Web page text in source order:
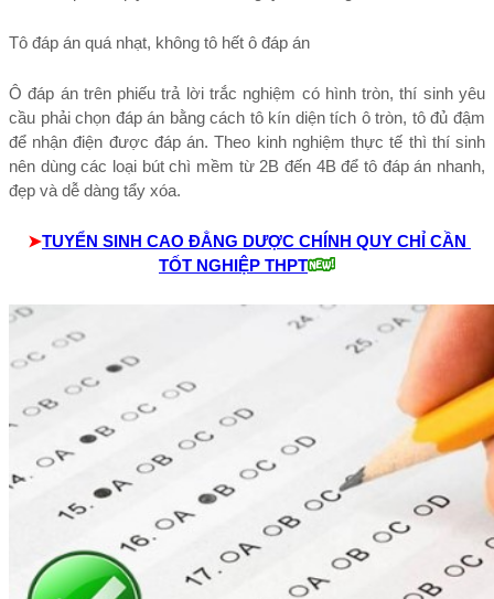
Tô đáp án quá nhạt, không tô hết ô đáp án
Ô đáp án trên phiếu trả lời trắc nghiệm có hình tròn, thí sinh yêu
cầu phải chọn đáp án bằng cách tô kín diện tích ô tròn, tô đủ đậm
để nhận điện được đáp án. Theo kinh nghiệm thực tế thì thí sinh
nên dùng các loại bút chì mềm từ 2B đến 4B để tô đáp án nhanh,
đẹp và dễ dàng tẩy xóa.
➤TUYỂN SINH CAO ĐẲNG DƯỢC CHÍNH QUY CHỈ CẦN
TỐT NGHIỆP THPT